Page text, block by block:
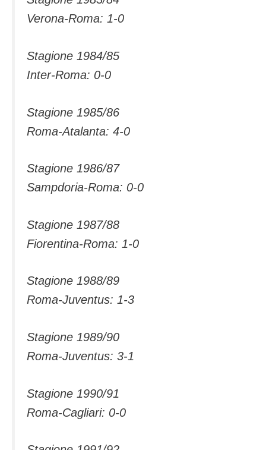
Verona-Roma: 1-0
Stagione 1984/85
Inter-Roma: 0-0
Stagione 1985/86
Roma-Atalanta: 4-0
Stagione 1986/87
Sampdoria-Roma: 0-0
Stagione 1987/88
Fiorentina-Roma: 1-0
Stagione 1988/89
Roma-Juventus: 1-3
Stagione 1989/90
Roma-Juventus: 3-1
Stagione 1990/91
Roma-Cagliari: 0-0